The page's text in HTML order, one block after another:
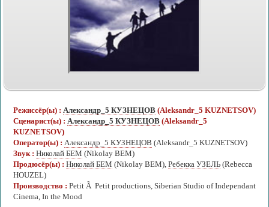
Режиссёр(ы) : Александр_5 КУЗНЕЦОВ (Aleksandr_5 KUZNETSOV)
Сценарист(ы) : Александр_5 КУЗНЕЦОВ (Aleksandr_5
KUZNETSOV)
Оператор(ы) : Александр_5 КУЗНЕЦОВ (Aleksandr_5 KUZNETSOV)
Звук : Николай БЕМ (Nikolay BEM)
Продюсёр(ы) : Николай БЕМ (Nikolay BEM), Ребекка УЗЕЛЬ (Rebecca
HOUZEL)
Производство : Petit Ã Petit productions, Siberian Studio of Independant
Cinema, In the Mood